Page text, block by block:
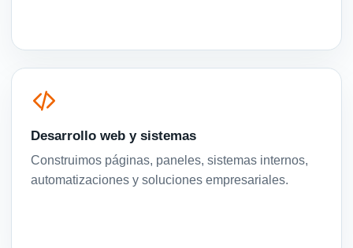
Desarrollo web y sistemas
Construimos páginas, paneles, sistemas internos,
automatizaciones y soluciones empresariales.